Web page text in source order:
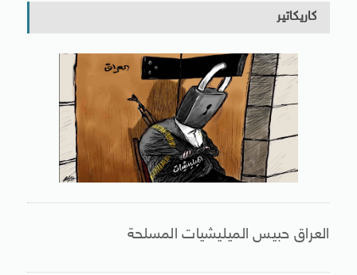
كاريكاتير
العراق حبيس الميليشيات المسلحة